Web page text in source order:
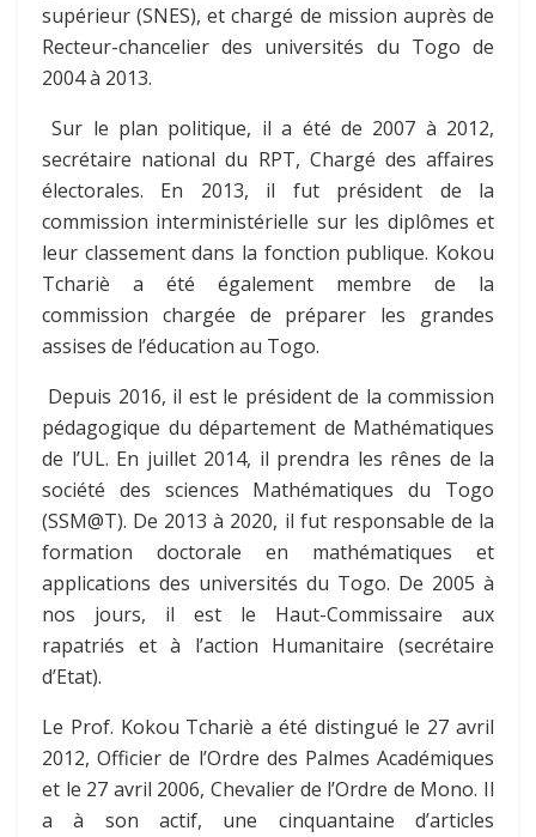
supérieur (SNES), et chargé de mission auprès de
Recteur-chancelier des universités du Togo de
2004 à 2013.
Sur le plan politique, il a été de 2007 à 2012,
secrétaire national du RPT, Chargé des affaires
électorales. En 2013, il fut président de la
commission interministérielle sur les diplômes et
leur classement dans la fonction publique. Kokou
Tchariè a été également membre de la
commission chargée de préparer les grandes
assises de l’éducation au Togo.
Depuis 2016, il est le président de la commission
pédagogique du département de Mathématiques
de l’UL. En juillet 2014, il prendra les rênes de la
société des sciences Mathématiques du Togo
(SSM@T). De 2013 à 2020, il fut responsable de la
formation doctorale en mathématiques et
applications des universités du Togo. De 2005 à
nos jours, il est le Haut-Commissaire aux
rapatriés et à l’action Humanitaire (secrétaire
d’Etat).
Le Prof. Kokou Tchariè a été distingué le 27 avril
2012, Officier de l’Ordre des Palmes Académiques
et le 27 avril 2006, Chevalier de l’Ordre de Mono. Il
a à son actif, une cinquantaine d’articles